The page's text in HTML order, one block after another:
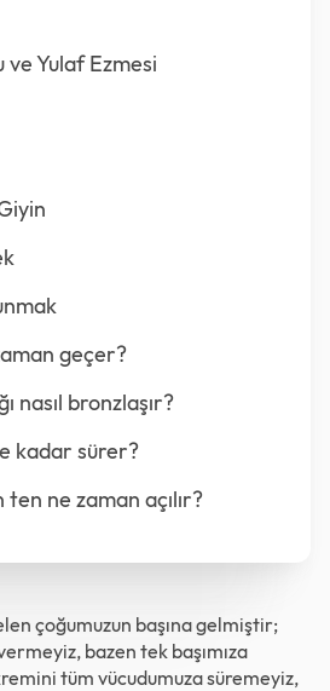
Yulaf Ezmesi
geçer?
nasıl bronzlaşır?
kadar sürer?
ne zaman açılır?
çoğumuzun başına gelmiştir;
bazen tek başımıza
tüm vücudumuza süremeyiz,